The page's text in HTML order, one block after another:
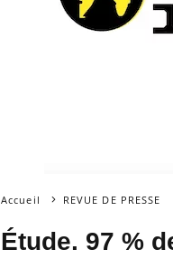
Accueil REVUE DE PRESSE
Étude. 97 %